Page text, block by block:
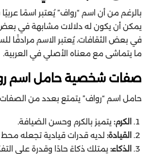
بالرغم من أن اسم “رواف” يُعتبر اسمًا عربيًا
يمكن أن يكون له دلالات مشابهة في بعض
في بعض الثقافات، يُعتبر الاسم مرادفًا
ما يتماشى مع معناه الأصلي في العربية.
صفات شخصية حامل اسم
حامل اسم “رواف” يتمتع بعدد من الصفات
الكرم:يتميز بالكرم وحسن الضيافة.
القيادة:لديه قدرات قيادية تجعله محط
الذكاء:يمتلك ذكاءً حادًا وقدرة على